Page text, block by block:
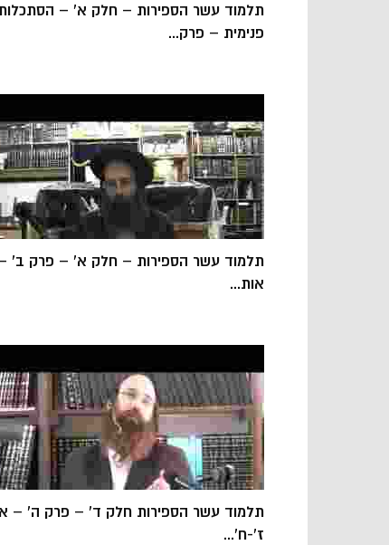
תלמוד עשר הספירות – חלק א' –
פנימית – פרק...
תלמוד עשר הספירות – חלק א' – פרק ב'
אות...
תלמוד עשר הספירות חלק ד' – פרק ה' –
ז'-ח'...